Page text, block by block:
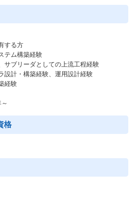
する方
テム構築経験
サブリーダとしての上流工程経験
設計・構築経験、運用設計経験
経験
格